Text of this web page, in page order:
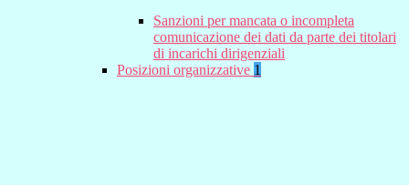
Sanzioni per mancata o incompleta
comunicazione dei dati da parte dei titolari
di incarichi dirigenziali
Posizioni organizzative 1